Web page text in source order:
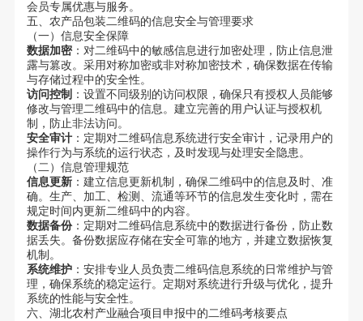
会员专属优惠与服务。
五、农产品包装二维码的信息安全与管理要求
（一）信息安全保障
数据加密：对二维码中的敏感信息进行加密处理，防止信息泄
露与篡改。采用对称加密或非对称加密技术，确保数据在传输
与存储过程中的安全性。
访问控制 ：设置不同级别的访问权限，确保只有授权人员能够
修改与管理二维码中的信息。建立完善的用户认证与授权机
制，防止非法访问。
安全审计：定期对二维码信息系统进行安全审计，记录用户的
操作行为与系统的运行状态，及时发现与处理安全隐患。
（二）信息管理规范
信息更新：建立信息更新机制，确保二维码中的信息及时、准
确。生产、加工、检测、流通等环节的信息发生变化时，需在
规定时间内更新二维码中的内容。
数据备份：定期对二维码信息系统中的数据进行备份，防止数
据丢失。备份数据应存储在安全可靠的地方，并建立数据恢复
机制。
系统维护：安排专业人员负责二维码信息系统的日常维护与管
理，确保系统的稳定运行。定期对系统进行升级与优化，提升
系统的性能与安全性。
六、湖北农村产业融合项目申报中的二维码考核要点